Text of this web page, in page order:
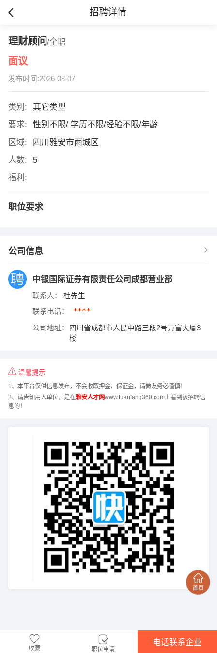
招聘详情
理财顾问/全职
面议
发布时间:2026-08-07
类别:
其它类型
要求:
性别不限/ 学历不限/经验不限/年龄
区域:
四川雅安市雨城区
人数:
5
福利:
职位要求
公司信息
中银国际证券有限责任公司成都营业部
联系人： 杜先生
联系电话： ****
公司地址：
四川省成都市人民中路三段2号万富大厦3
楼
温馨提示
1、本平台仅供信息发布，不会收取押金、保证金，请微友务必谨慎！
2、请告知用人单位，是在雅安人才网www.tuanfang360.com上看到该招聘信
息的！
收藏 职位申请
电话联系企业